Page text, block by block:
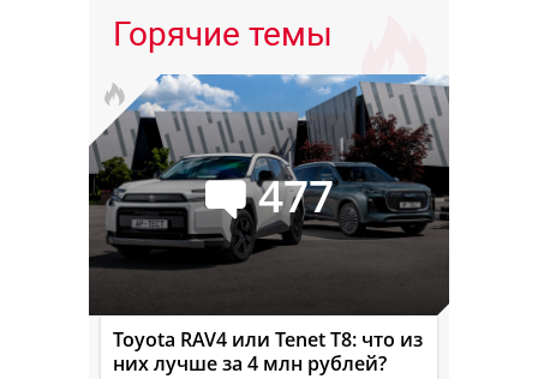
Горячие темы
477
Toyota RAV4 или Tenet T8: что из
них лучше за 4 млн рублей?